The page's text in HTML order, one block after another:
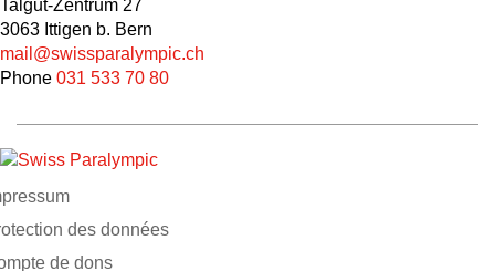
Talgut-Zentrum 27
3063 Ittigen b. Bern
mail@swissparalympic.ch
Phone 031 533 70 80
des données
de dons